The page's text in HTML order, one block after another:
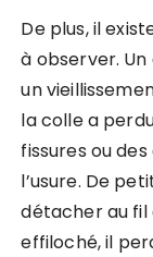
De plus, il
à observer.
un
la colle a
fissures ou
l’usure. De
détacher au fil
effiloché, il